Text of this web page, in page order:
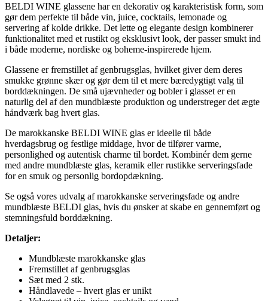
BELDI WINE glassene har en dekorativ og karakteristisk form, som
gør dem perfekte til både vin, juice, cocktails, lemonade og
servering af kolde drikke. Det lette og elegante design kombinerer
funktionalitet med et rustikt og eksklusivt look, der passer smukt ind
i både moderne, nordiske og boheme-inspirerede hjem.
Glassene er fremstillet af genbrugsglas, hvilket giver dem deres
smukke grønne skær og gør dem til et mere bæredygtigt valg til
borddækningen. De små ujævnheder og bobler i glasset er en
naturlig del af den mundblæste produktion og understreger det ægte
håndværk bag hvert glas.
De marokkanske BELDI WINE glas er ideelle til både
hverdagsbrug og festlige middage, hvor de tilfører varme,
personlighed og autentisk charme til bordet. Kombinér dem gerne
med andre mundblæste glas, keramik eller rustikke serveringsfade
for en smuk og personlig bordopdækning.
Se også vores udvalg af marokkanske serveringsfade og andre
mundblæste BELDI glas, hvis du ønsker at skabe en gennemført og
stemningsfuld borddækning.
Detaljer:
Mundblæste marokkanske glas
Fremstillet af genbrugsglas
Sæt med 2 stk.
Håndlavede – hvert glas er unikt